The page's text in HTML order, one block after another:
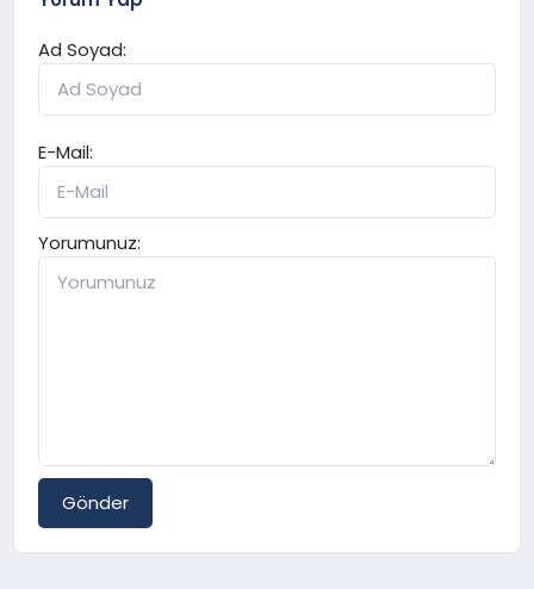
Ad Soyad:
E-Mail:
Yorumunuz:
Gönder